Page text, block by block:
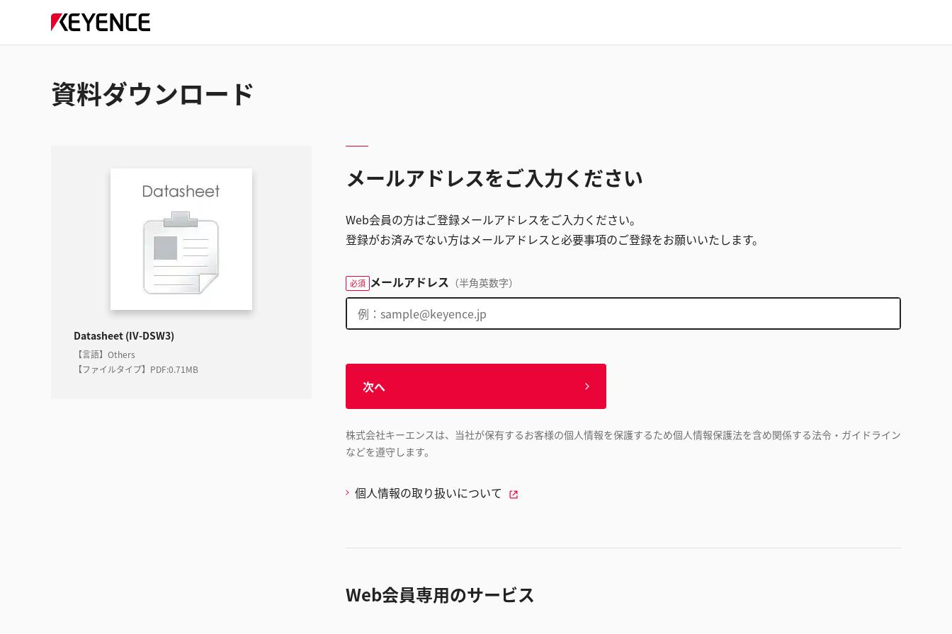
資料ダウンロード
Datasheet (IV-DSW3)
【言語】Others
【ファイルタイプ】PDF:0.71MB
メールアドレスをご入力ください
Web会員の方はご登録メールアドレスをご入力ください。
登録がお済みでない方はメールアドレスと必要事項のご登録をお願いいたします。
必須 メールアドレス （半角英数字）
次へ
株式会社キーエンスは、当社が保有するお客様の個人情報を保護するため個人情報保護法を含め関係する法令・ガイドライン
などを遵守します。
個人情報の取り扱いについて
Web会員専用のサービス